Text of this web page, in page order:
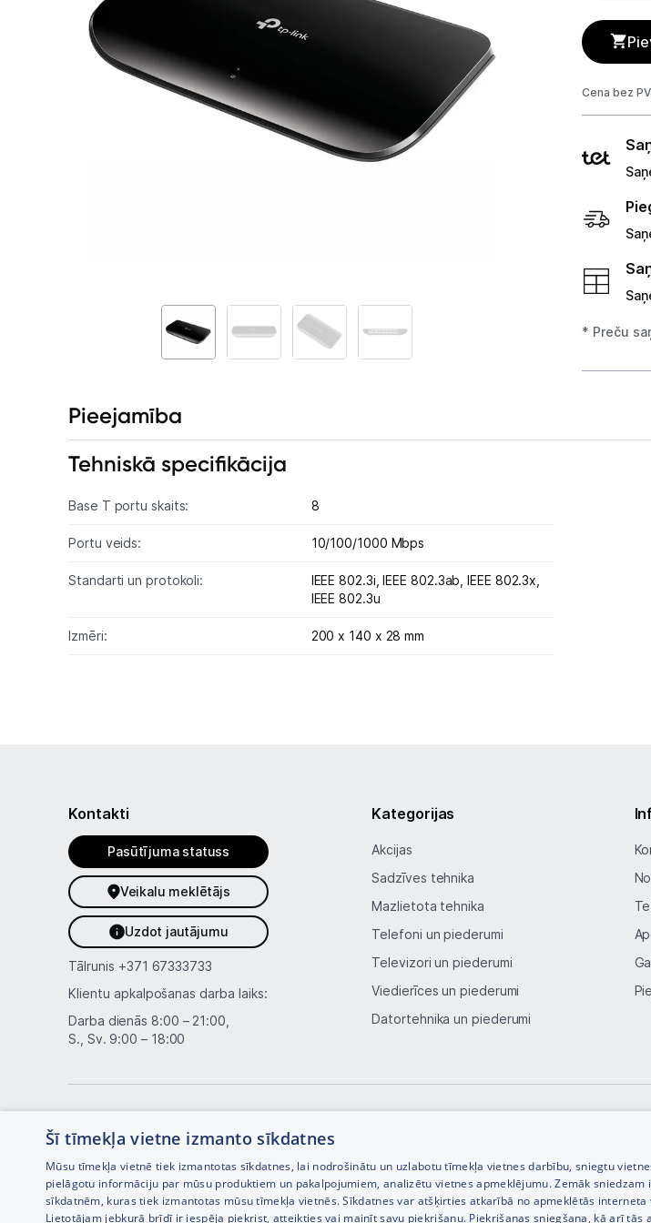
Portatīvie datori un
Audio
Spēļu konsoles un
Sadzīves tehnika
Blogs
Piegāde un apmaksa
Tehnikas izvešana
Uzņēmumiem
Kontakti
Cena bez
veidi
* Preču
Pieejamība
Tehniskā specifikācija
Base T portu skaits: 8
Portu veids: 10/100/1000 Mbps
Standarti un protokoli: IEEE 802.3i,IEEE 802.3ab,IEEE 802.3x,
IEEE 802.3u
Izmēri: 200 x 140 x 28 mm
Kontakti
Pasūtījuma statuss
Veikalu meklētājs
Uzdot jautājumu
Tālrunis +371 67333733
Klientu apkalpošanas darba laiks:
Darba dienās 8:00 – 21:00,
S., Sv. 9:00 – 18:00
Kategorijas
Akcijas
Sadzīves tehnika
Mazlietota tehnika
Telefoni un piederumi
Televizori un piederumi
Viedierīces un piederumi
Datortehnika un piederumi
Interneta veikala izstrāde —
Šī tīmekļa vietne izmanto sīkdatnes
Mūsu tīmekļa vietnē tiek izmantotas sīkdatnes, lai nodrošinātu un uzlabotu tīmekļa vietnes darbību, sniegtu
pielāgotu informāciju par mūsu produktiem un pakalpojumiem, analizētu vietnes apmeklējumu. Zemāk
sīkdatnēm, kuras tiek izmantotas mūsu tīmekļa vietnēs. Sīkdatnes var atšķirties atkarībā no apmeklētās interneta
Lietotājam jebkurā brīdī ir iespēja piekrist, atteikties vai mainīt savu piekrišanu. Piekrišanas sniegšana, kā arī tās